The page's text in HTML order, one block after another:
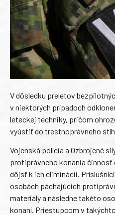
V dôsledku preletov
v niektorých prípadoch
leteckej techniky, pričom
vyústiť do trestnoprávneho
Vojenská polícia a Ozbrojené
protiprávneho konania činnosť
dôjsť k ich eliminácii.
osobách páchajúcich
materiály a následne takéto
konaní. Priestupcom v